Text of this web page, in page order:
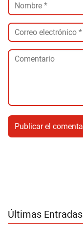
Últimas Entradas